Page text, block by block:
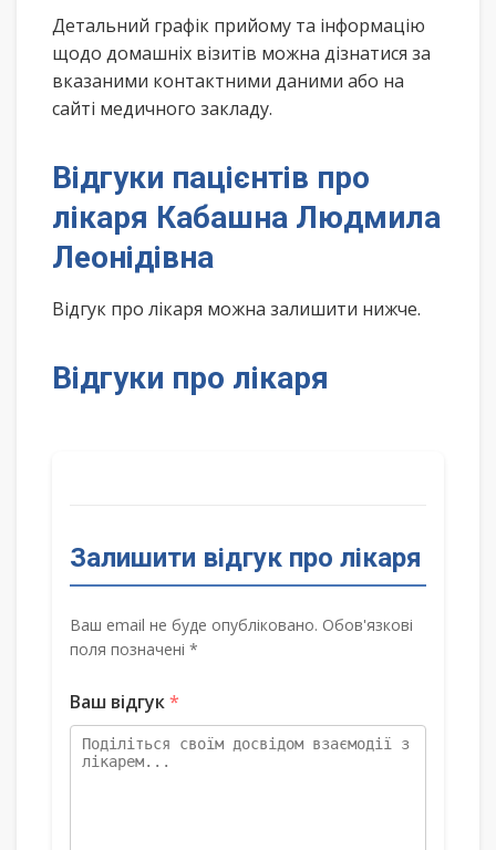
Детальний графік прийому та інформацію
щодо домашніх візитів можна дізнатися за
вказаними контактними даними або на
сайті медичного закладу.
Відгуки пацієнтів про
лікаря Кабашна Людмила
Леонідівна
Відгук про лікаря можна залишити нижче.
Відгуки про лікаря
Залишити відгук про лікаря
Ваш email не буде опубліковано. Обов'язкові
поля позначені *
Ваш відгук*